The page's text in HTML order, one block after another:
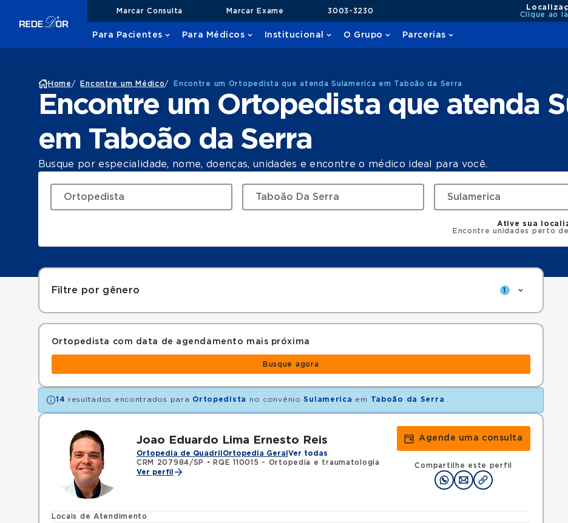
Marcar Consulta Marcar Exame 3003-3230
Clique ao
Para Pacientes Para Médicos Institucional O Grupo Parcerias
Home / Encontre um Médico/ Encontre um Ortopedista que atenda Sulamerica em Taboão da Serra
Encontre um Ortopedista que atenda
em Taboão da Serra
Busque por especialidade, nome, doenças, unidades e encontre o médico ideal para você.
Ative sua
Encontre unidades perto
Filtre por gênero 1
Ortopedista com data de agendamento mais próxima
Busque agora
14 resultados encontrados para Ortopedista no convênio Sulamerica em Taboão da Serra
Joao Eduardo Lima Ernesto Reis
Ortopedia de Quadril Ortopedia Geral Ver todas
CRM 207984/SP
•
RQE 110015 - Ortopedia e traumatologia
Ver perfil
Agende uma consulta
Compartilhe este perfil
Locais de Atendimento